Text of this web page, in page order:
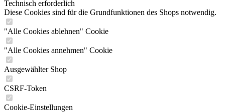
Technisch erforderlich
Diese Cookies sind für die Grundfunktionen des Shops notwendig.
"Alle Cookies ablehnen" Cookie
"Alle Cookies annehmen" Cookie
Ausgewählter Shop
CSRF-Token
Cookie-Einstellungen